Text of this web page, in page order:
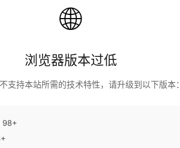
🌐
浏览器版本过低
支持本站所需的技术特性，请升级到以下版本：
98+